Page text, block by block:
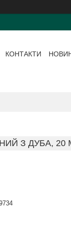
КОНТАКТИ
З ДУБА, 20